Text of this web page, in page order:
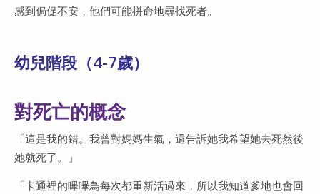
感到侷促不安，他們可能拼命地尋找死者。
幼兒階段（4-7歲）
對死亡的概念
「這是我的錯。我曾對媽媽生氣，還告訴她我希望她去死然後
她就死了。」
「卡通裡的嗶嗶鳥每次都重新活過來，所以我知道爹地也會回